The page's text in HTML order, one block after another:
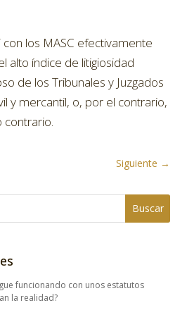
con los MASC efectivamente
alto índice de litigiosidad
de los Tribunales y Juzgados
y mercantil, o, por el contrario,
Siguiente →
funcionando con unos estatutos
la realidad?